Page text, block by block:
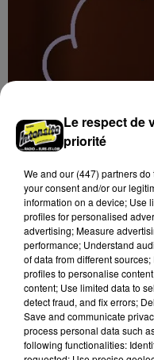
12h00
BLOIS (41) -
MULTIPLE DE
Vendredi 14 mai 2027
Paty, bibliothèque
Cher) : La vie multiple
Conférence...
Le respect de
priorité
We and our (447) partnersdo
your consent and/or our
information on a device; Use
profiles for personalised
advertising; Measure
performance; Understand
of data from different
profiles to personalise
content; Use limited data to
detect fraud, and fix errors;
Save and communicate
process personal data such
following functionalities: